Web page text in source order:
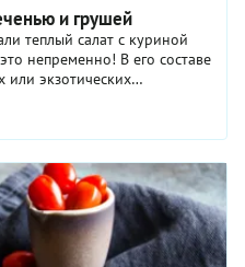
и грушей
теплый салат с куриной
непременно! В его составе
или экзотических
впечатляет. Нежнейшая
карамелизованными
салатными листьями.
заправка из
сока, придающая вкусу
свежесть. Теплый салат с
нравится молодым
блюда, которые